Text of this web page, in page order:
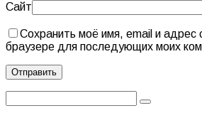
Сайт
Сохранить моё имя, email и адрес
браузере для последующих моих